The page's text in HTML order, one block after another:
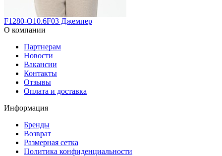
F1280-O10.6F03 Джемпер
О компании
Партнерам
Новости
Вакансии
Контакты
Отзывы
Оплата и доставка
Информация
Бренды
Возврат
Размерная сетка
Политика конфиденциальности